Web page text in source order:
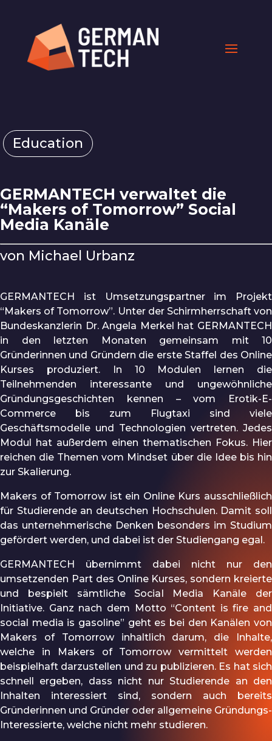
Education
GERMANTECH verwaltet die
“Makers of Tomorrow” Social
Media Kanäle
von Michael Urbanz
GERMANTECH ist Umsetzungspartner im Projekt
“Makers of Tomorrow”. Unter der Schirmherrschaft von
Bundeskanzlerin Dr. Angela Merkel hat GERMANTECH
in den letzten Monaten gemeinsam mit 10
Gründerinnen und Gründern die erste Staffel des Online
Kurses produziert. In 10 Modulen lernen die
Teilnehmenden interessante und ungewöhnliche
Gründungsgeschichten kennen – vom Erotik-E-
Commerce bis zum Flugtaxi sind viele
Geschäftsmodelle und Technologien vertreten. Jedes
Modul hat außerdem einen thematischen Fokus. Hier
reichen die Themen vom Mindset über die Idee bis hin
zur Skalierung.
Makers of Tomorrow ist ein Online Kurs ausschließlich
für Studierende an deutschen Hochschulen. Damit soll
das unternehmerische Denken besonders im Studium
gefördert werden, und dabei ist der Studiengang egal.
GERMANTECH übernimmt dabei nicht nur den
umsetzenden Part des Online Kurses, sondern kreierte
und bespielt sämtliche Social Media Kanäle der
Initiative. Ganz nach dem Motto “Content is fire and
social media is gasoline” geht es bei den Kanälen von
Makers of Tomorrow inhaltlich darum, die Inhalte,
welche in Makers of Tomorrow vermittelt werden
beispielhaft darzustellen und zu publizieren. Es hat sich
schnell ergeben, dass nicht nur Studierende an den
Inhalten interessiert sind, sondern auch bereits
Gründerinnen und Gründer oder allgemeine Gründungs-
Interessierte, welche nicht mehr studieren.